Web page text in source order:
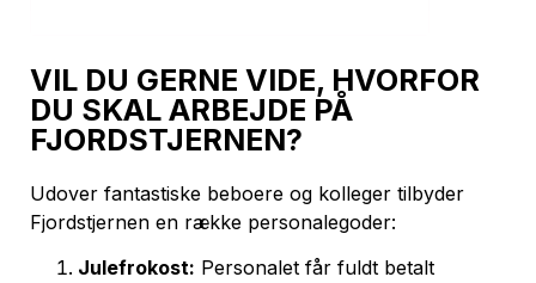
VIL DU GERNE VIDE, HVORFOR
DU SKAL ARBEJDE PÅ
FJORDSTJERNEN?
Udover fantastiske beboere og kolleger tilbyder
Fjordstjernen en række personalegoder:
Julefrokost: Personalet får fuldt betalt